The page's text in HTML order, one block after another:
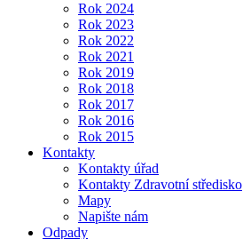
Rok 2024
Rok 2023
Rok 2022
Rok 2021
Rok 2019
Rok 2018
Rok 2017
Rok 2016
Rok 2015
Kontakty
Kontakty úřad
Kontakty Zdravotní středisko
Mapy
Napište nám
Odpady